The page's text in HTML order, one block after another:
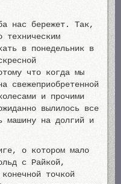
нас бережет. Так,
техническим
в понедельник в
что когда мы
свежеприобретенной
и прочими
вылилось все
машину на долгий и
о котором мало
с Райкой,
точкой